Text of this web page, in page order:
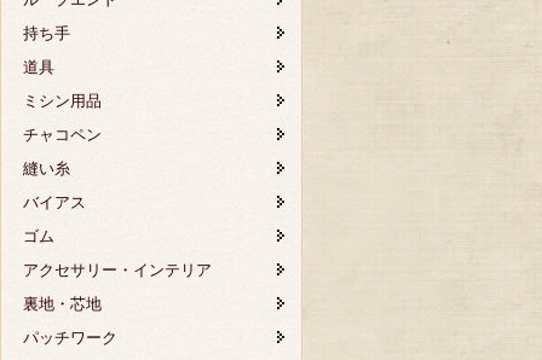
持ち手
道具
ミシン用品
チャコペン
縫い糸
バイアス
ゴム
アクセサリー・インテリア
裏地・芯地
パッチワーク